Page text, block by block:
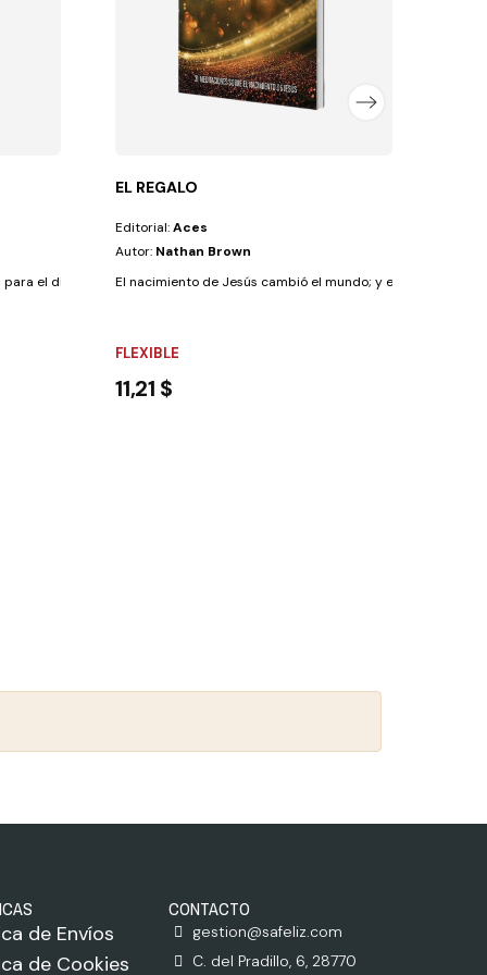
el dirigente de iglesia comprometido en...
EL REGALO
Editorial:Aces
Autor: Nathan Brown
El nacimiento de Jesús cambió el mundo; y el mundo lo
FLEXIBLE
11,21 $
de Envíos
de Cookies
CONTACTO
gestion@safeliz.com
C. del Pradillo, 6, 28770